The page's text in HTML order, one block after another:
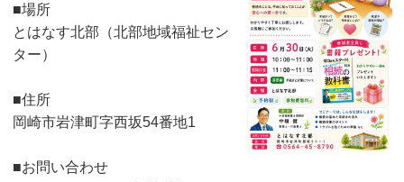
■場所
とはなす北部（北部地域福祉セン
ター）
■住所
岡崎市岩津町字西坂54番地1
■お問い合わせ